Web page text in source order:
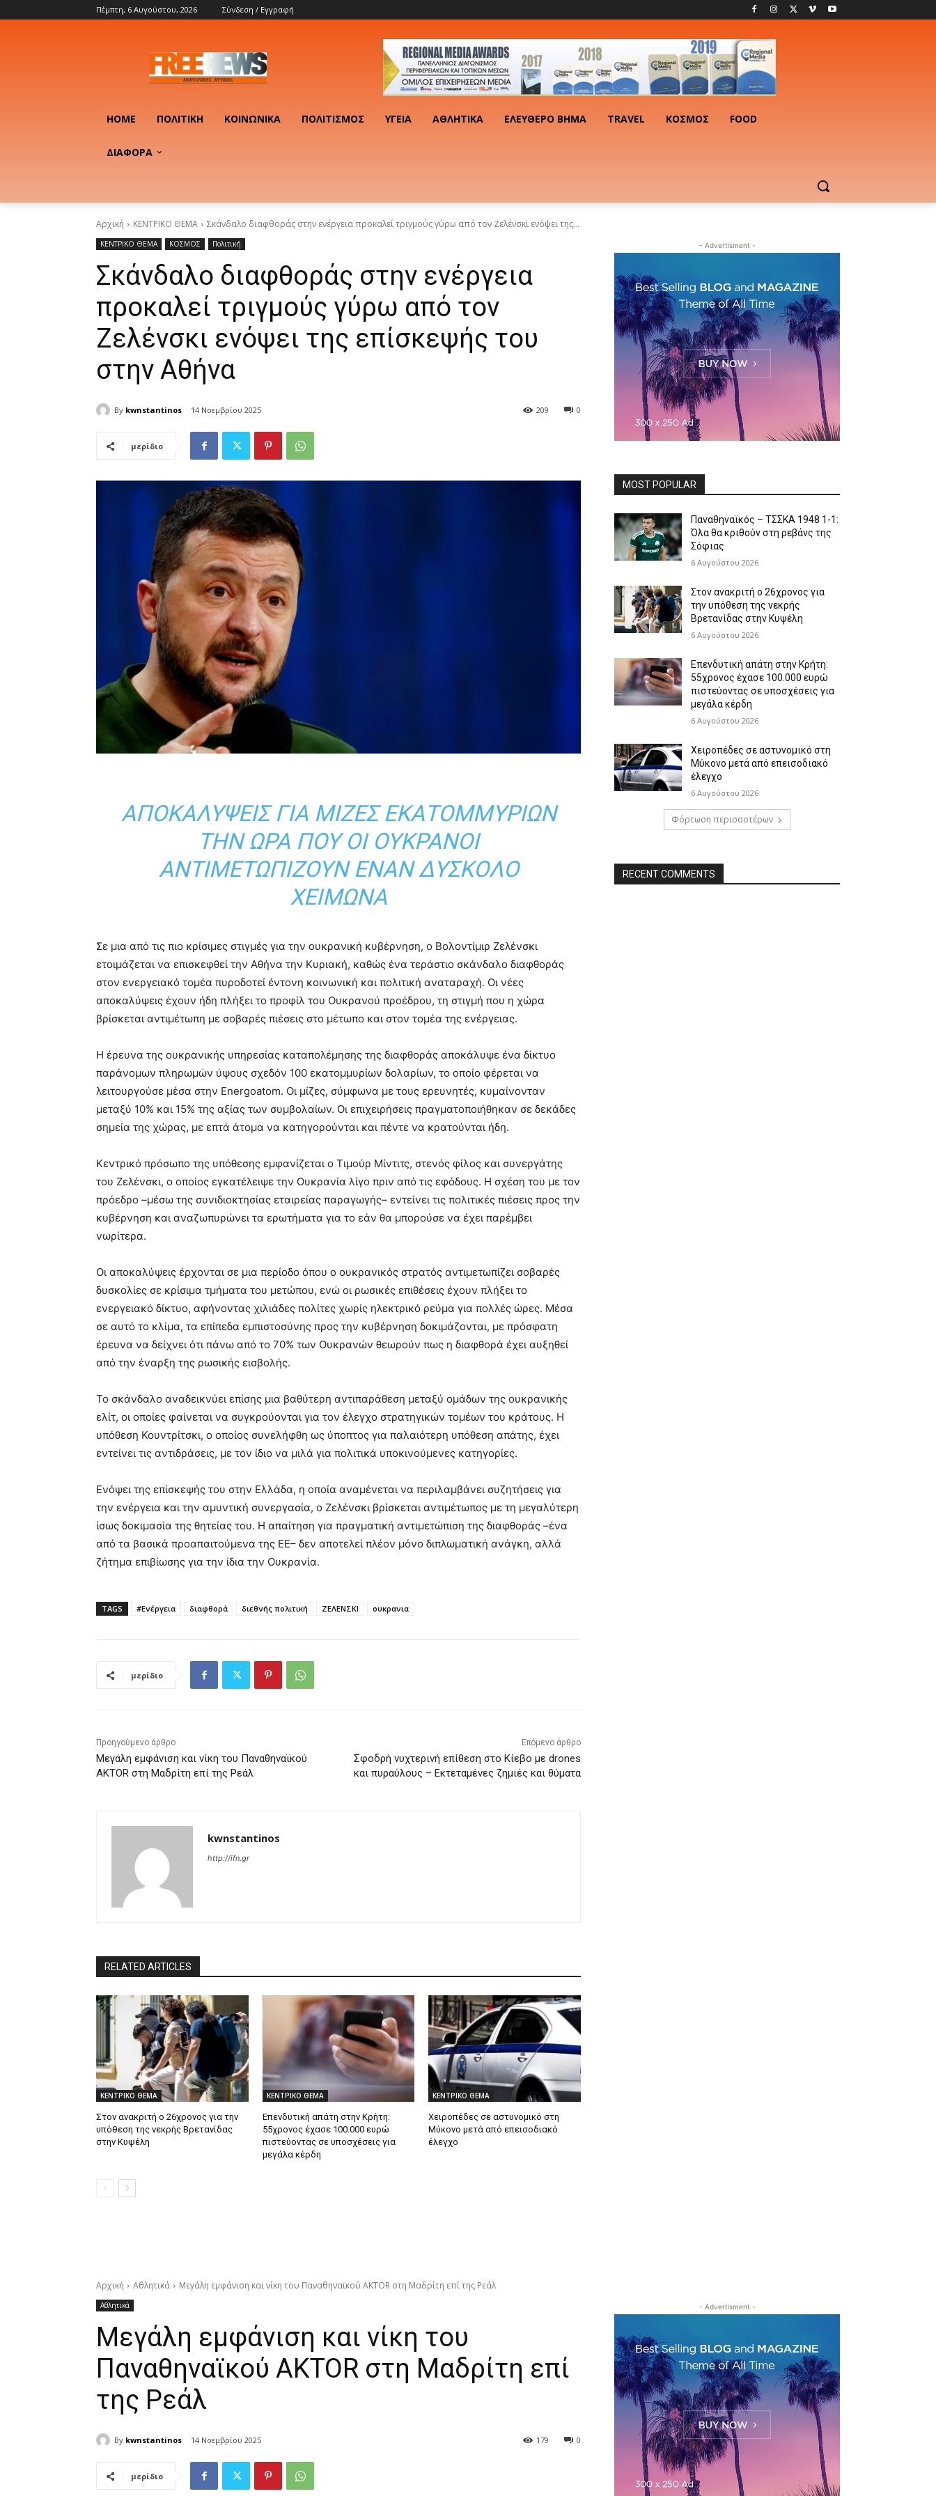
Πέμπτη, 6 Αυγούστου, 2026 Σύνδεση / Εγγραφή
HOME ΠΟΛΙΤΙΚΉ ΚΟΙΝΩΝΙΚΆ ΠΟΛΙΤΙΣΜΌΣ ΥΓΕΊΑ ΑΘΛΗΤΙΚΆ ΕΛΕΎΘΕΡΟ ΒΉΜΑ TRAVEL ΚΟΣΜΟΣ FOOD
ΔΙΑΦΟΡΑ
Αρχική ΚΕΝΤΡΙΚΟ ΘΕΜΑ Σκάνδαλο διαφθοράς στην ενέργεια προκαλεί τριγμούς γύρω από τον Ζελένσκι ενόψει της...
ΚΕΝΤΡΙΚΟ ΘΕΜΑ ΚΟΣΜΟΣ Πολιτική
Σκάνδαλο διαφθοράς στην ενέργεια
προκαλεί τριγμούς γύρω από τον
Ζελένσκι ενόψει της επίσκεψής του
στην Αθήνα
By kwnstantinos 14 Νοεμβρίου 2025 0
209
μερίδιο
ΑΠΟΚΑΛΎΨΕΙΣ ΓΙΑ ΜΊΖΕΣ ΕΚΑΤΟΜΜΥΡΊΩΝ
ΤΗΝ ΏΡΑ ΠΟΥ ΟΙ ΟΥΚΡΑΝΟΊ
ΑΝΤΙΜΕΤΩΠΊΖΟΥΝ ΈΝΑΝ ΔΎΣΚΟΛΟ
ΧΕΙΜΏΝΑ
Σε μια από τις πιο κρίσιμες στιγμές για την ουκρανική κυβέρνηση, ο Βολοντίμιρ Ζελένσκι
ετοιμάζεται να επισκεφθεί την Αθήνα την Κυριακή, καθώς ένα τεράστιο σκάνδαλο διαφθοράς
στον ενεργειακό τομέα πυροδοτεί έντονη κοινωνική και πολιτική αναταραχή. Οι νέες
αποκαλύψεις έχουν ήδη πλήξει το προφίλ του Ουκρανού προέδρου, τη στιγμή που η χώρα
βρίσκεται αντιμέτωπη με σοβαρές πιέσεις στο μέτωπο και στον τομέα της ενέργειας.
Η έρευνα της ουκρανικής υπηρεσίας καταπολέμησης της διαφθοράς αποκάλυψε ένα δίκτυο
παράνομων πληρωμών ύψους σχεδόν 100 εκατομμυρίων δολαρίων, το οποίο φέρεται να
λειτουργούσε μέσα στην Energoatom. Οι μίζες, σύμφωνα με τους ερευνητές, κυμαίνονταν
μεταξύ 10% και 15% της αξίας των συμβολαίων. Οι επιχειρήσεις πραγματοποιήθηκαν σε δεκάδες
σημεία της χώρας, με επτά άτομα να κατηγορούνται και πέντε να κρατούνται ήδη.
Κεντρικό πρόσωπο της υπόθεσης εμφανίζεται ο Τιμούρ Μίντιτς, στενός φίλος και συνεργάτης
του Ζελένσκι, ο οποίος εγκατέλειψε την Ουκρανία λίγο πριν από τις εφόδους. Η σχέση του με τον
πρόεδρο –μέσω της συνιδιοκτησίας εταιρείας παραγωγής– εντείνει τις πολιτικές πιέσεις προς την
κυβέρνηση και αναζωπυρώνει τα ερωτήματα για το εάν θα μπορούσε να έχει παρέμβει
νωρίτερα.
Οι αποκαλύψεις έρχονται σε μια περίοδο όπου ο ουκρανικός στρατός αντιμετωπίζει σοβαρές
δυσκολίες σε κρίσιμα τμήματα του μετώπου, ενώ οι ρωσικές επιθέσεις έχουν πλήξει το
ενεργειακό δίκτυο, αφήνοντας χιλιάδες πολίτες χωρίς ηλεκτρικό ρεύμα για πολλές ώρες. Μέσα
σε αυτό το κλίμα, τα επίπεδα εμπιστοσύνης προς την κυβέρνηση δοκιμάζονται, με πρόσφατη
έρευνα να δείχνει ότι πάνω από το 70% των Ουκρανών θεωρούν πως η διαφθορά έχει αυξηθεί
από την έναρξη της ρωσικής εισβολής.
Το σκάνδαλο αναδεικνύει επίσης μια βαθύτερη αντιπαράθεση μεταξύ ομάδων της ουκρανικής
ελίτ, οι οποίες φαίνεται να συγκρούονται για τον έλεγχο στρατηγικών τομέων του κράτους. Η
υπόθεση Κουντρίτσκι, ο οποίος συνελήφθη ως ύποπτος για παλαιότερη υπόθεση απάτης, έχει
εντείνει τις αντιδράσεις, με τον ίδιο να μιλά για πολιτικά υποκινούμενες κατηγορίες.
Ενόψει της επίσκεψής του στην Ελλάδα, η οποία αναμένεται να περιλαμβάνει συζητήσεις για
την ενέργεια και την αμυντική συνεργασία, ο Ζελένσκι βρίσκεται αντιμέτωπος με τη μεγαλύτερη
ίσως δοκιμασία της θητείας του. Η απαίτηση για πραγματική αντιμετώπιση της διαφθοράς –ένα
από τα βασικά προαπαιτούμενα της ΕΕ– δεν αποτελεί πλέον μόνο διπλωματική ανάγκη, αλλά
ζήτημα επιβίωσης για την ίδια την Ουκρανία.
TAGS #Ενέργεια διαφθορά διεθνής πολιτική ΖΕΛΕΝΣΚΙ ουκρανια
μερίδιο
Προηγούμενο άρθρο
Μεγάλη εμφάνιση και νίκη του Παναθηναϊκού
AKTOR στη Μαδρίτη επί της Ρεάλ
Επόμενο άρθρο
Σφοδρή νυχτερινή επίθεση στο Κίεβο με drones
και πυραύλους – Εκτεταμένες ζημιές και θύματα
kwnstantinos
http://ifn.gr
RELATED ARTICLES
ΚΕΝΤΡΙΚΟ ΘΕΜΑ
Στον ανακριτή ο 26χρονος για την
υπόθεση της νεκρής Βρετανίδας
στην Κυψέλη
ΚΕΝΤΡΙΚΟ ΘΕΜΑ
Επενδυτική απάτη στην Κρήτη:
55χρονος έχασε 100.000 ευρώ
πιστεύοντας σε υποσχέσεις για
μεγάλα κέρδη
ΚΕΝΤΡΙΚΟ ΘΕΜΑ
Χειροπέδες σε αστυνομικό στη
Μύκονο μετά από επεισοδιακό
έλεγχο
- Advertisment -
MOST POPULAR
Παναθηναϊκός – ΤΣΣΚΑ 1948 1-1:
Όλα θα κριθούν στη ρεβάνς της
Σόφιας
6 Αυγούστου 2026
Στον ανακριτή ο 26χρονος για
την υπόθεση της νεκρής
Βρετανίδας στην Κυψέλη
6 Αυγούστου 2026
Επενδυτική απάτη στην Κρήτη:
55χρονος έχασε 100.000 ευρώ
πιστεύοντας σε υποσχέσεις για
μεγάλα κέρδη
6 Αυγούστου 2026
Χειροπέδες σε αστυνομικό στη
Μύκονο μετά από επεισοδιακό
έλεγχο
6 Αυγούστου 2026
Φόρτωση περισσοτέρων
RECENT COMMENTS